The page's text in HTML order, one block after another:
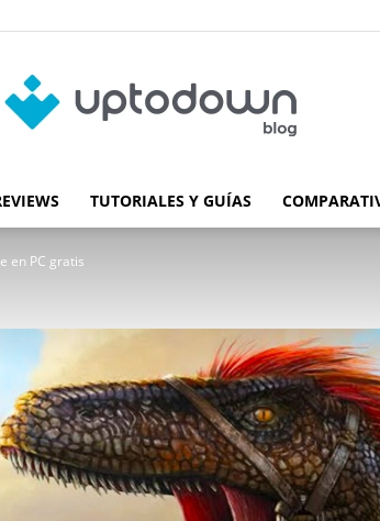
Blog
Uptodown
TUTORIALES Y GUÍAS
en PC gratis